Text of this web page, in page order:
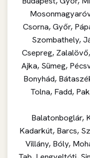
Csorna, Győr,
Szombathely,
Csepreg,
Ajka, Sümeg,
Bonyhád,
Tolna, Fadd,
Balatonboglár,
Kadarkút, Barcs,
Villány, Bóly,